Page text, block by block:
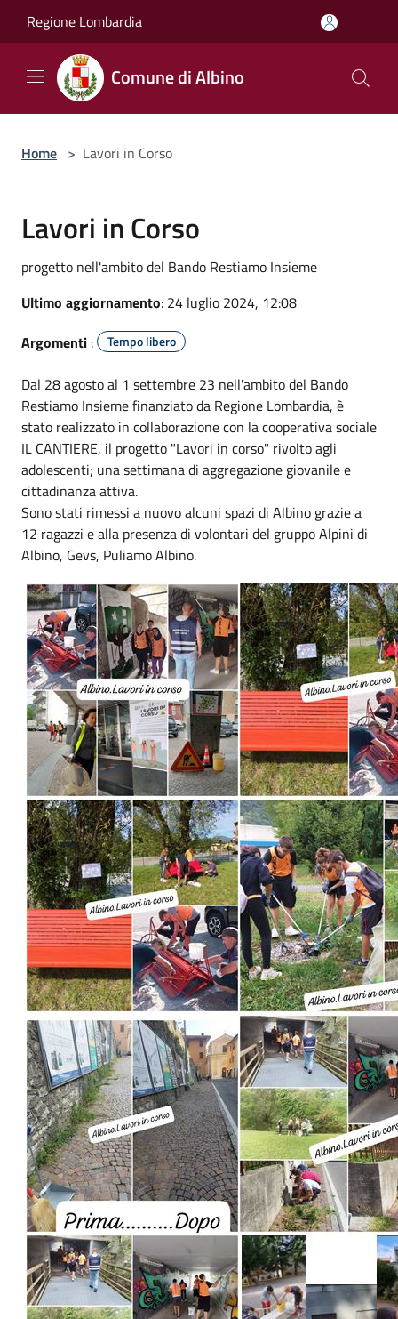
Regione Lombardia
Comune di Albino
Home > Lavori in Corso
Lavori in Corso
progetto nell'ambito del Bando Restiamo Insieme
Ultimo aggiornamento: 24 luglio 2024, 12:08
Argomenti : Tempo libero
Dal 28 agosto al 1 settembre 23 nell'ambito del Bando
Restiamo Insieme finanziato da Regione Lombardia, è
stato realizzato in collaborazione con la cooperativa sociale
IL CANTIERE, il progetto "Lavori in corso" rivolto agli
adolescenti; una settimana di aggregazione giovanile e
cittadinanza attiva.
Sono stati rimessi a nuovo alcuni spazi di Albino grazie a
12 ragazzi e alla presenza di volontari del gruppo Alpini di
Albino, Gevs, Puliamo Albino.